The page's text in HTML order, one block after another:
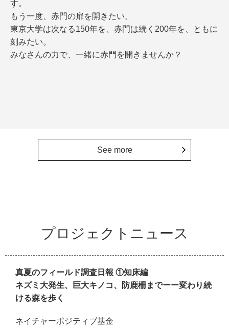
す。
もう一度、赤門の扉を開きたい。
東京大学は次なる150年を、赤門は続く200年を、ともに
刻みたい。
みなさんの力で、一緒に赤門を開きませんか？
See more
プロジェクトニュース
真夏のフィールド調査日報 ①知床編
ネズミ大発生、巨大キノコ、防鹿柵までーー変わり続
ける森を歩く
ネイチャーポジティブ基金